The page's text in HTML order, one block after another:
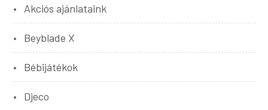
Akciós ajánlataink
Beyblade X
Bébijátékok
Djeco